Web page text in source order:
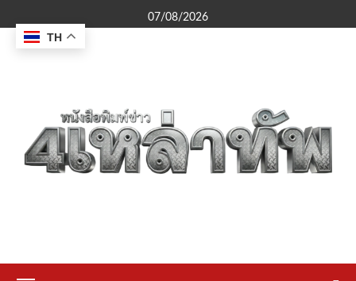
to
content
07/08/2026
TH